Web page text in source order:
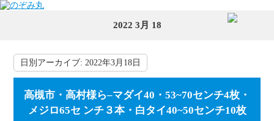
2022 3月 18
日別アーカイブ:2022年3月18日
高槻市・高村様ら–マダイ40・53~70センチ4枚・
メジロ65セ ンチ３本・白タイ40~50センチ10枚